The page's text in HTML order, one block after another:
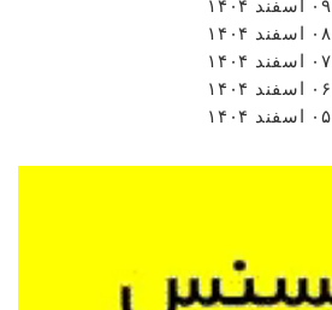
۰۹ اسفند ۱۴۰۴
۰۸ اسفند ۱۴۰۴
۰۷ اسفند ۱۴۰۴
۰۶ اسفند ۱۴۰۴
۰۵ اسفند ۱۴۰۴